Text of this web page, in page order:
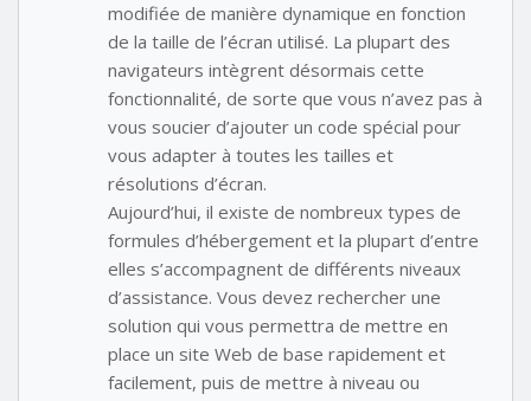
modifiée de manière dynamique en fonction
de la taille de l’écran utilisé. La plupart des
navigateurs intègrent désormais cette
fonctionnalité, de sorte que vous n’avez pas à
vous soucier d’ajouter un code spécial pour
vous adapter à toutes les tailles et
résolutions d’écran.
Aujourd’hui, il existe de nombreux types de
formules d’hébergement et la plupart d’entre
elles s’accompagnent de différents niveaux
d’assistance. Vous devez rechercher une
solution qui vous permettra de mettre en
place un site Web de base rapidement et
facilement, puis de mettre à niveau ou